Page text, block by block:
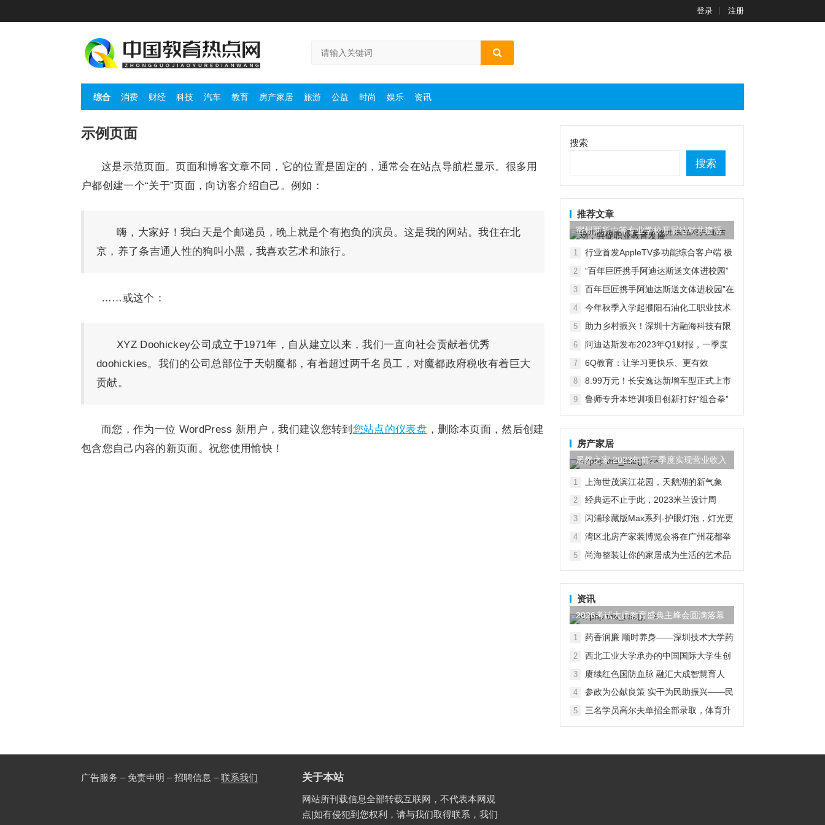
登录 注册
综合 消费 财经 科技 汽车 教育 房产家居 旅游 公益 时尚 娱乐 资讯
示例页面
这是示范页面。页面和博客文章不同，它的位置是固定的，通常会在站点导航栏显示。很多用
户都创建一个“关于”页面，向访客介绍自己。例如：
嗨，大家好！我白天是个邮递员，晚上就是个有抱负的演员。这是我的网站。我住在北
京，养了条吉通人性的狗叫小黑，我喜欢艺术和旅行。
……或这个：
XYZ Doohickey公司成立于1971年，自从建立以来，我们一直向社会贡献着优秀
doohickies。我们的公司总部位于天朝魔都，有着超过两千名员工，对魔都政府税收有着巨大
贡献。
而您，作为一位 WordPress 新用户，我们建议您转到 您站点的仪表盘 ，删除本页面，然后创建
包含您自己内容的新页面。祝您使用愉快！
搜索
搜索
推荐文章
宿州两所中等专业学校开展结对共建活
动，共促职业教育发展
1
行业首发AppleTV多功能综合客户端 极
2
“百年巨匠携手阿迪达斯送文体进校园”
3
百年巨匠携手阿迪达斯送文体进校园”在
4
今年秋季入学起濮阳石油化工职业技术
石化“中原铁军”打造
5
助力乡村振兴！深圳十方融海科技有限
6
阿迪达斯发布2023年Q1财报，一季度
7 6Q教育：让学习更快乐、更有效
8
8.99万元！长安逸达新增车型正式上市
9
鲁师专升本培训项目创新打好“组合拳”
房产家居
居然之家:2023年前三季度实现营业收入
97.44亿元,同比...
1 上海世茂滨江花园，天鹅湖的新气象
2
经典远不止于此，2023米兰设计周
3
闪浦珍藏版Max系列-护眼灯泡，灯光更
4
湾区北房产家装博览会将在广州花都举
5 尚海整装让你的家居成为生活的艺术品
资讯
2026考试大师教育盛典主峰会圆满落幕
1
药香润廉 顺时养身——深圳技术大学药
题党日活动
2
西北工业大学承办的中国国际大学生创
3 赓续红色国防血脉 融汇大成智慧育人
4
参政为公献良策 实干为民助振兴——民
主题教育实践帮扶调研活动
5
三名学员高尔夫单招全部录取，体育升
广告服务 – 免责申明 – 招聘信息 –联系我们 关于本站
网站所刊载信息全部转载互联网，不代表本网观
点|如有侵犯到您权利，请与我们取得联系，我们